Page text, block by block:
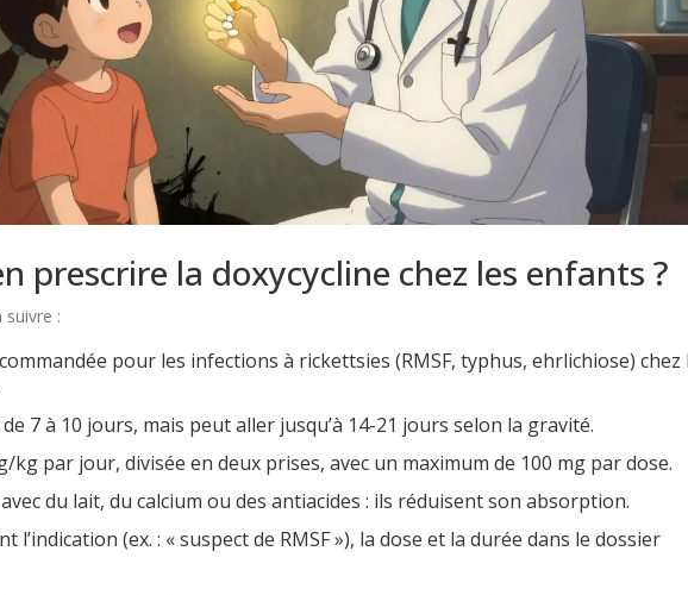
prescrire la doxycycline chez les enfants ?
suivre :
pour les infections à rickettsies (RMSF, typhus, ehrlichiose) chez
7 à 10 jours, mais peut aller jusqu’à 14-21 jours selon la gravité.
kg par jour, divisée en deux prises, avec un maximum de 100 mg par dose.
du lait, du calcium ou des antiacides : ils réduisent son absorption.
l’indication (ex. : « suspect de RMSF »), la dose et la durée dans le dossier